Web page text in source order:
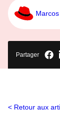
Partager
Retour aux